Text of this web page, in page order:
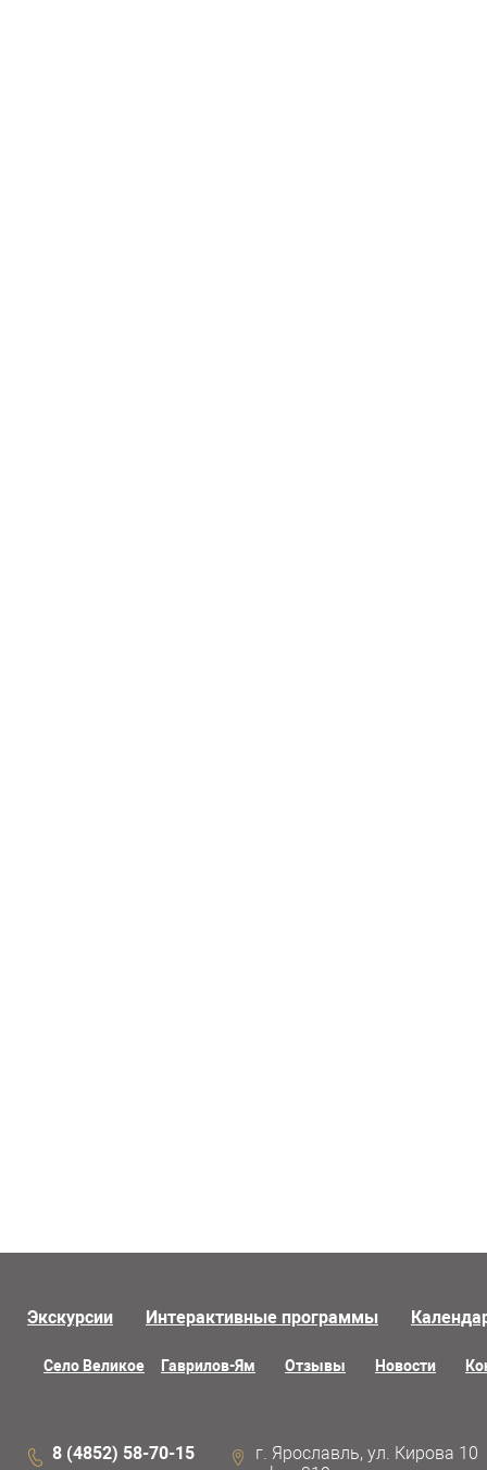
Село Великое Гаврилов-Ям Отзывы Новости
Экскурсии Интерактивные программы
8 (4852) 58-70-15
г. Ярославль, ул. Кирова 10